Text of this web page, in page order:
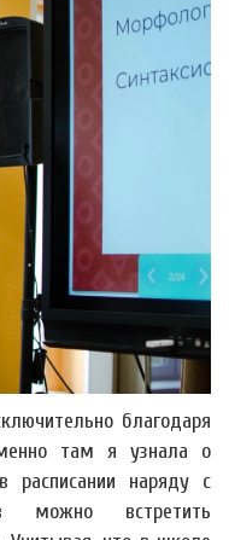
благодаря
там я узнала о
расписании наряду с
можно встретить